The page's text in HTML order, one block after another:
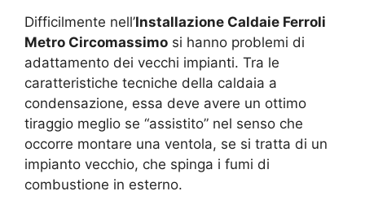
Difficilmente nell’Installazione Caldaie Ferroli
Metro Circomassimo si hanno problemi di
adattamento dei vecchi impianti. Tra le
caratteristiche tecniche della caldaia a
condensazione, essa deve avere un ottimo
tiraggio meglio se “assistito” nel senso che
occorre montare una ventola, se si tratta di un
impianto vecchio, che spinga i fumi di
combustione in esterno.